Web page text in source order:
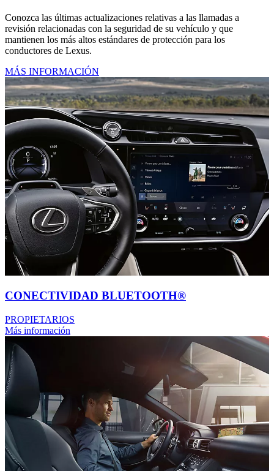
Conozca las últimas actualizaciones relativas a las llamadas a
revisión relacionadas con la seguridad de su vehículo y que
mantienen los más altos estándares de protección para los
conductores de Lexus.
MÁS INFORMACIÓN
CONECTIVIDAD BLUETOOTH®
PROPIETARIOS
Más información